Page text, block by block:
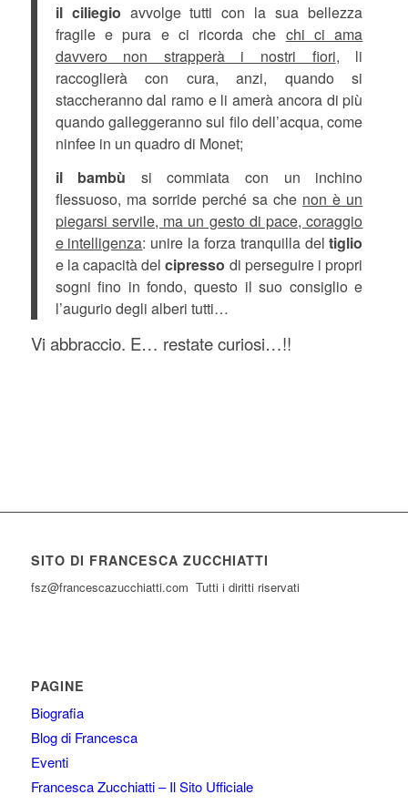
il ciliegio avvolge tutti con la sua bellezza
fragile e pura e ci ricorda che chi ci ama
davvero non strapperà i nostri fiori, li
raccoglierà con cura, anzi, quando si
staccheranno dal ramo e li amerà ancora di più
quando galleggeranno sul filo dell’acqua, come
ninfee in un quadro di Monet;
il bambù si commiata con un inchino
flessuoso, ma sorride perché sa che non è un
piegarsi servile, ma un gesto di pace, coraggio
e intelligenza: unire la forza tranquilla deltiglio
e la capacità delcipresso di perseguire i propri
sogni fino in fondo, questo il suo consiglio e
l’augurio degli alberi tutti…
Vi abbraccio. E… restate curiosi…!!
SITO DI FRANCESCA ZUCCHIATTI
fsz@francescazucchiatti.com Tutti i diritti riservati
PAGINE
Biografia
Blog di Francesca
Eventi
Francesca Zucchiatti – Il Sito Ufficiale